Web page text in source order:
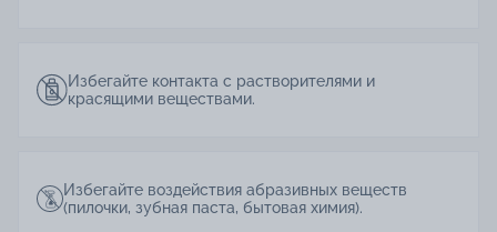
Избегайте контакта с растворителями и
красящими веществами.
Избегайте воздействия абразивных веществ
(пилочки, зубная паста, бытовая химия).